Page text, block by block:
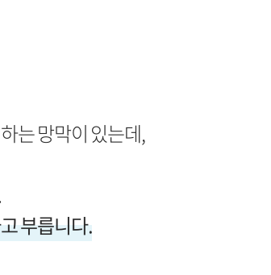
는 망막이 있는데,
부릅니다.